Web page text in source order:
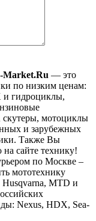
Market.Ru — это
по низким ценам:
гидроциклы,
скутеры, мотоциклы
и зарубежных
Также Вы
сайте технику!
по Москве –
мототехнику
Husqvarna, MTD и
Nexus, HDX, Sea-